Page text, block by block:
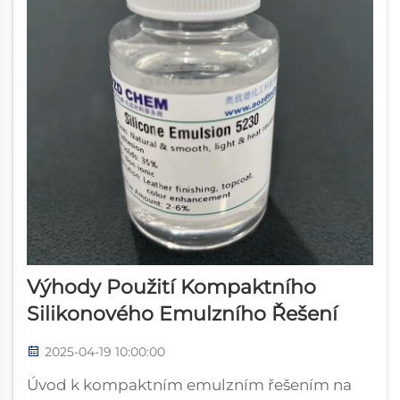
Výhody Použití Kompaktního
Silikonového Emulzního Řešení
2025-04-19 10:00:00
Úvod k kompaktním emulzním řešením na